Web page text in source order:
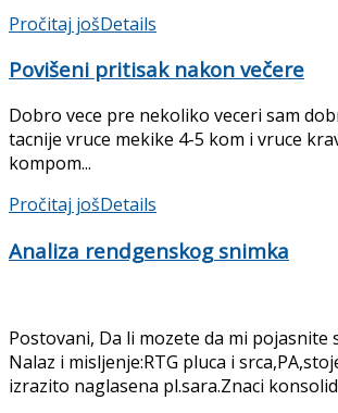
Pročitaj jošDetails
Povišeni pritisak nakon večere
Dobro vece pre nekoliko veceri sam
tacnije vruce mekike 4-5 kom i vruce
kompom...
Pročitaj jošDetails
Analiza rendgenskog snimka
Postovani, Da li mozete da mi pojasnite
Nalaz i misljenje:RTG pluca i
izrazito naglasena pl.sara.Znaci